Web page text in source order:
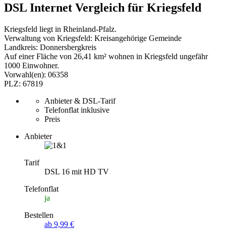
DSL Internet Vergleich für Kriegsfeld
Kriegsfeld liegt in Rheinland-Pfalz.
Verwaltung von Kriegsfeld: Kreisangehörige Gemeinde
Landkreis: Donnersbergkreis
Auf einer Fläche von 26,41 km² wohnen in Kriegsfeld ungefähr
1000 Einwohner.
Vorwahl(en): 06358
PLZ: 67819
Anbieter & DSL-Tarif
Telefonflat inklusive
Preis
Anbieter
Tarif
DSL 16 mit HD TV
Telefonflat
ja
Bestellen
ab 9,99 €